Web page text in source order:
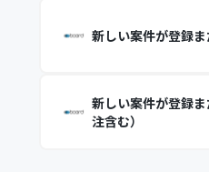
新しい案件が登録
新しい案件が登録
注含む）